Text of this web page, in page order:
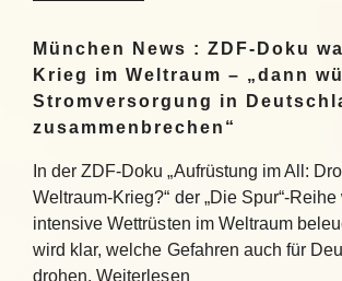
München News : ZDF-Doku
Krieg im Weltraum – „dann
Stromversorgung in
zusammenbrechen“
In der ZDF-Doku „Aufrüstung im All:
Weltraum-Krieg?“ der „Die Spur“-
intensive Wettrüsten im Weltraum
wird klar, welche Gefahren auch für
drohen. Weiterlesen